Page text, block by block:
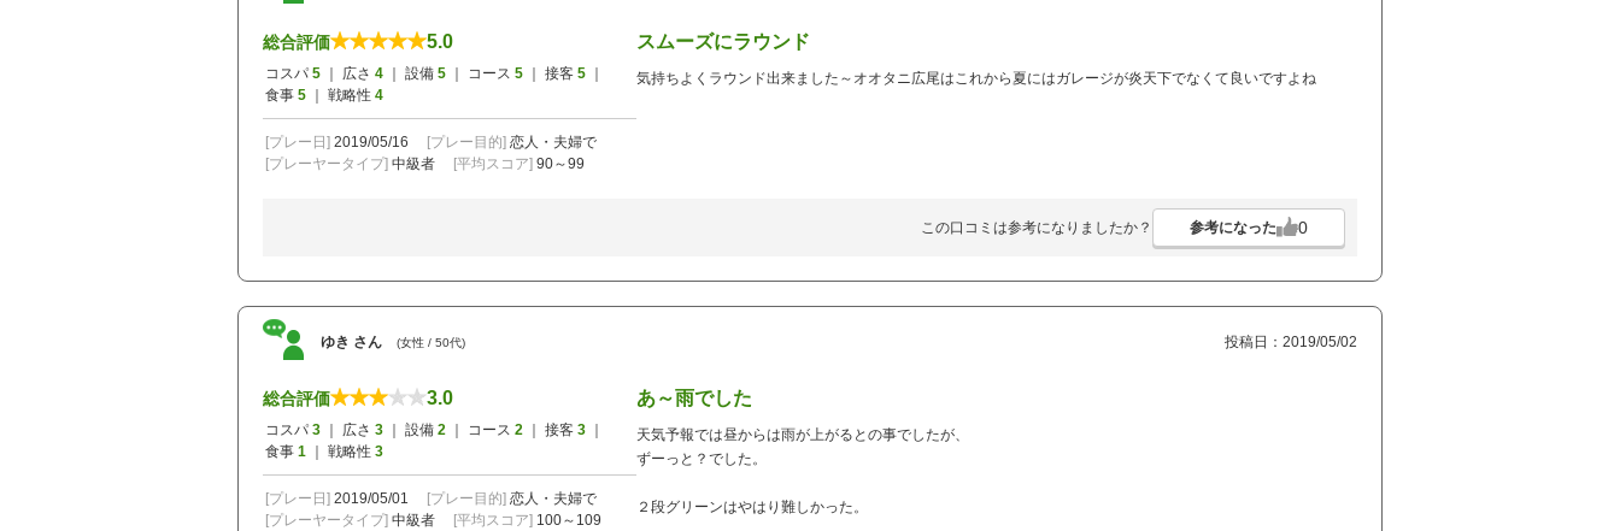
総合評価 5.0
コスパ 5 ｜ 広さ 4 ｜ 設備 5 ｜ コース 5 ｜ 接客 5
食事 5 ｜ 戦略性 4
[プレー日] 2019/05/16 [プレー目的] 恋人・夫婦で
[プレーヤータイプ] 中級者 [平均スコア] 90～99
スムーズにラウンド
気持ちよくラウンド出来ました～オオタニ広尾はこれから夏にはガレージが炎天下でなくて良いですよね
この口コミは参考になりましたか？ 参考になった 0
ゆき さん (女性 / 50代) 投稿日：2019/05/02
総合評価 3.0
コスパ 3 ｜ 広さ 3 ｜ 設備 2 ｜ コース 2 ｜ 接客 3
食事 1 ｜ 戦略性 3
[プレー日] 2019/05/01 [プレー目的] 恋人・夫婦で
[プレーヤータイプ] 中級者 [平均スコア] 100～109
あ～雨でした
天気予報では昼からは雨が上がるとの事でしたが、
ずーっと？でした。
２段グリーンはやはり難しかった。